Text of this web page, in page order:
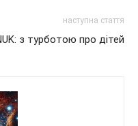
наступна стаття
з турботою про дітей